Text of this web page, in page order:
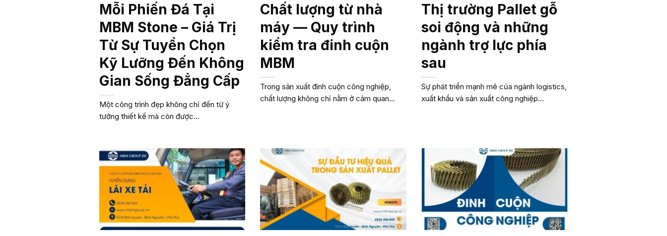
Mỗi Phiến Đá Tại
MBM Stone – Giá Trị
Từ Sự Tuyển Chọn
Kỹ Lưỡng Đến Không
Gian Sống Đẳng Cấp
Một công trình đẹp không chỉ đến từ ý
tưởng thiết kế mà còn được...
Chất lượng từ nhà
máy — Quy trình
kiểm tra đinh cuộn
MBM
Trong sản xuất đinh cuộn công nghiệp,
chất lượng không chỉ nằm ở cảm quan...
Thị trường Pallet gỗ
soi động và những
ngành trợ lực phía
sau
Sự phát triển mạnh mẽ của ngành logistics,
xuất khẩu và sản xuất công nghiệp...